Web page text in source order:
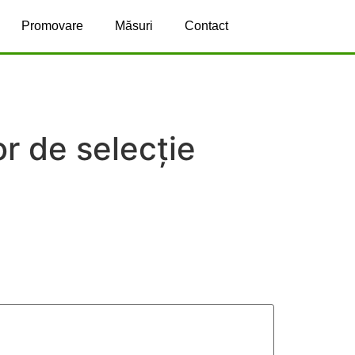
Promovare Măsuri Contact
de selecție